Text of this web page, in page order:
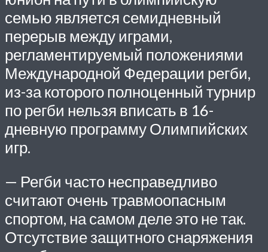
семью является семидневный
перерыв между играми,
регламентируемый положениями
Международной Федерации регби,
из-за которого полноценный турнир
по регби нельзя вписать в 16-
дневную программу Олимпийских
игр.
— Регби часто несправедливо
считают очень травмоопасным
спортом, на самом деле это не так.
Отсутствие защитного снаряжения